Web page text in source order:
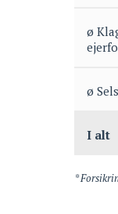
ø
ø
I alt
*